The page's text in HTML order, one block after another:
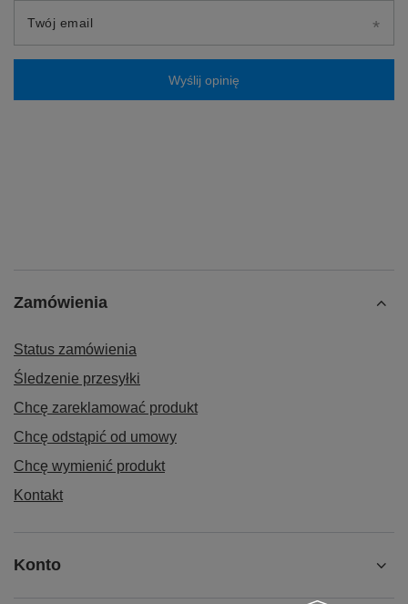
Twój email
Wyślij opinię
Zamówienia
Status zamówienia
Śledzenie przesyłki
Chcę zareklamować produkt
Chcę odstąpić od umowy
Chcę wymienić produkt
Kontakt
Konto